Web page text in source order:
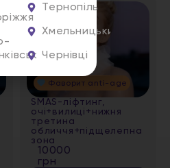
Фаворит anti-age
SMAS-ліфтинг,
очі+вилиці+нижня
третина
обличчя+підщелепна
зона
10000
грн
Тернопіль
Хмельницький
Чернівці